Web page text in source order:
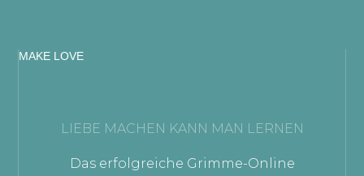
MAKE LOVE
LIEBE MACHEN KANN MAN LERNEN
Das erfolgreiche Grimme-Online